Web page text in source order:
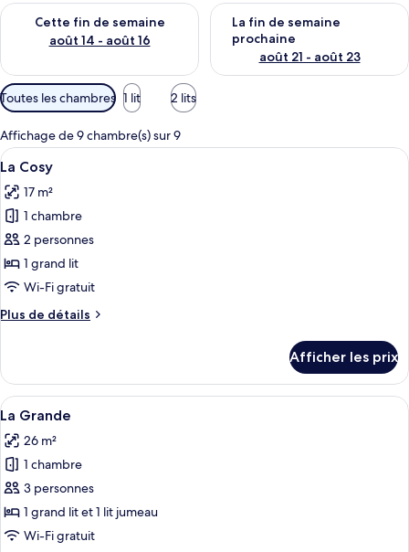
Cette fin de semaine
août 14 - août 16
Vérifier la disponibilité pour cette fin de semaine août 14 -
La fin de semaine
prochaine
août 21 - août 23
Vérifier la disponibilité pour
Filtres
disponibles
pour
les
chambres
Toutes les chambres 1 lit 2 lits
Affichage de 9 chambre(s) sur 9
Afficher
toutes
les
photos
pour
ce
type
chambre :
Une chambre d’hôtel avec un lit,
4
La Cosy
17 m²
1 chambre
2 personnes
1 grand lit
Wi-Fi gratuit
Plus de détails
Plus
La
Cosy
Afficher les prix
Afficher
toutes
les
photos
pour
ce
type
Une chambre d’hôtel avec un
3
La Grande
26 m²
1 chambre
3 personnes
1 grand lit et 1 lit jumeau
Wi-Fi gratuit